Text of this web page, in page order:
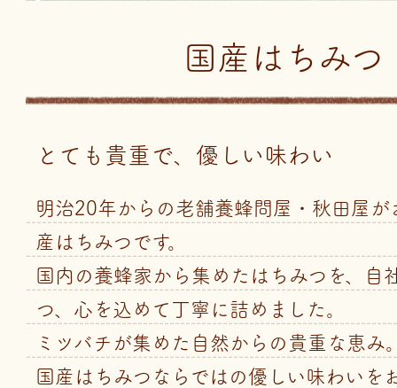
国産はちみつ
とても貴重で、優しい味わい
明治20年からの老舗養蜂問屋・秋田屋が
産はちみつです。
国内の養蜂家から集めたはちみつを、自
つ、心を込めて丁寧に詰めました。
ミツバチが集めた自然からの貴重な恵み
国産はちみつならではの優しい味わいを